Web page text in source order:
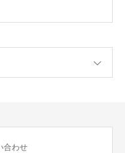
合わせ